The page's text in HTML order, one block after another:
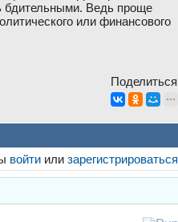
бдительными. Ведь проще
или финансового
Поделиться
войти илизарегистрироваться